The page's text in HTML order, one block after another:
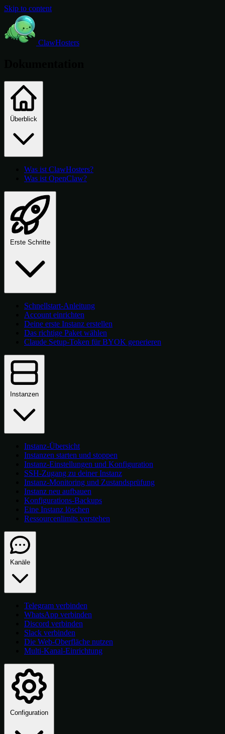
Skip to content
ClawHosters
Überblick
Was ist ClawHosters?
Was ist OpenClaw?
Erste Schritte
Schnellstart-Anleitung
Account einrichten
Deine erste Instanz erstellen
Das richtige Paket wählen
Claude Setup-Token für BYOK generieren
Instanzen
Instanz-Übersicht
Instanzen starten und stoppen
Instanz-Einstellungen und Konfiguration
SSH-Zugang zu deiner Instanz
Instanz-Monitoring und Zustandsprüfung
Instanz neu aufbauen
Konfigurations-Backups
Eine Instanz löschen
Ressourcenlimits verstehen
Kanäle
Telegram verbinden
WhatsApp verbinden
Discord verbinden
Slack verbinden
Die Web-Oberfläche nutzen
Multi-Kanal-Einrichtung
Configuration